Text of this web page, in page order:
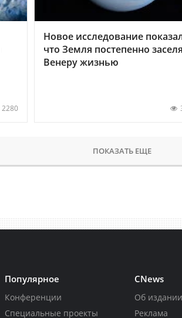
2280
Новое исследование
что Земля постепенно
Венеру жизнью
ПОКАЗАТЬ ЕЩЕ
Популярное
Конференции
Специальные проекты
CNews
Об издании
Реклама